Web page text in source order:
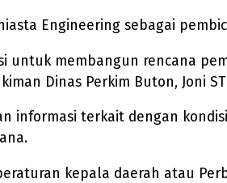
Engineering sebagai
membangun rencana
Dinas Perkim Buton, Joni
terkait dengan
kepala daerah atau